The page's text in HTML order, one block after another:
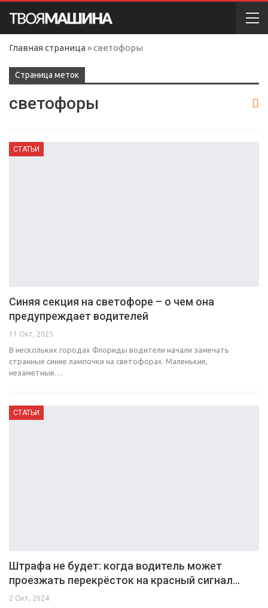
Главная страница »светофоры
Cтраница меток
светофоры
СТАТЬИ
Синяя секция на светофоре – о чем она
предупреждает водителей
11 Окт, 2025
В нескольких городах Флориды водители начали замечать
странные синие лампочки на светофорах. Маленькие,
незаметные…
СТАТЬИ
Штрафа не будет: когда водитель может
проезжать перекрёсток на красный сигнал…
2 Окт, 2024